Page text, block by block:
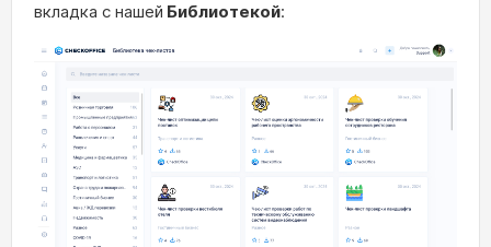
вкладка с нашей Библиотекой: